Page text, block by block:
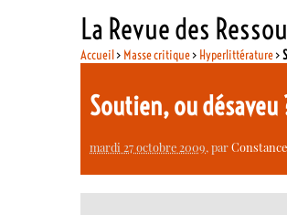
La Revue des
Accueil> Masse critique> Hyperlittérature>
Soutien, ou
mardi 27 octobre 2009, par